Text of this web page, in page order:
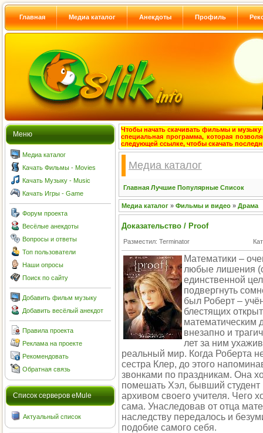
Главная Медиа каталог Анекдоты Профиль
Меню
Медиа каталог
Качать Фильмы - Movies
Качать Музыку - Music
Качать Игры - Game
Форум проекта
Весёлые анекдоты
Вопросы и ответы
Топ пользователи
Наши опросы
Поиск по сайту
Добавить фильм музыку
Добавить весёлый анекдот
Правила проекта
Реклама на проекте
Рекомендовать
Обратная связь
Cписок серверов eMule
Актуальный список
Чтобы начать скачивать фильмы и музыку
специальная программа, которая
следующей ссылке, чтобы скачать
Медиа каталог
Главная Лучшие Популярные Список
Медиа каталог » Фильмы и видео » Драма
Доказательство / Proof
Разместил: Terminator
Математики –
любые лишения
единственной
подвергнуть
был Роберт –
блестящих
математическим
внезапно и
лет за ним
реальный мир. Когда Роберта
сестра Клер, до этого
звонками по праздникам. Она
помешать Хэл, бывший
архивом своего учителя. Чего
сама. Унаследовав от отца
наследству передалось и
подобие самого себя.